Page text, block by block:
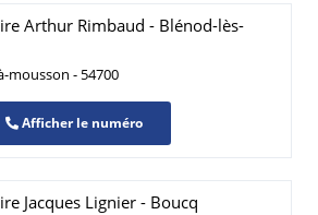
Arthur Rimbaud - Blénod-lès-
mousson - 54700
Afficher le numéro
Jacques Lignier - Boucq